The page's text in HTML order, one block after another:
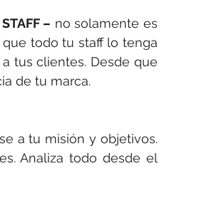
– no solamente es
todo tu staff lo tenga
tus clientes. Desde que
de tu marca.
a tu misión y objetivos.
Analiza todo desde el